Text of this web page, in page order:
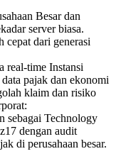
Besar dan
server biasa.
cepat dari generasi
real-time Instansi
pajak dan ekonomi
klaim dan risiko
sebagai Technology
dengan audit
di perusahaan besar.